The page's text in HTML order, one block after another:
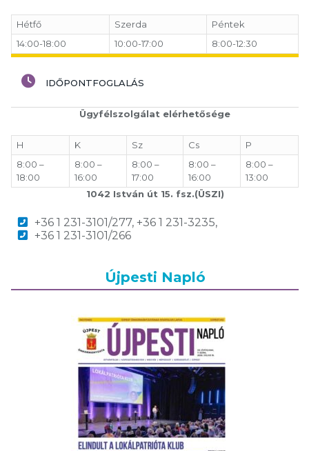
Hétfő Szerda
Péntek
14:00-18:00
10:00-17:00 8:00-12:30
IDŐPONTFOGLALÁS
Ügyfélszolgálat elérhetősége
H K Sz Cs
P
8:00 –
18:00
8:00 –
16:00
8:00 –
17:00
8:00 –
16:00
8:00 –
13:00
1042 István út 15. fsz.(ÜSZI)
+36 1 231-3101/277, +36 1 231-3235,
+36 1 231-3101/266
Újpesti Napló